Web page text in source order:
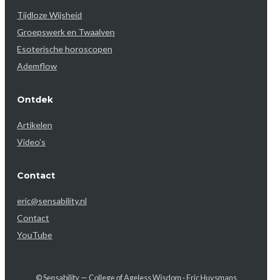
Tijdloze Wijsheid
Groepswerk en Twaalven
Esoterische horoscopen
Ademflow
Ontdek
Artikelen
Video’s
Contact
eric@sensability.nl
Contact
YouTube
© Sensability — College of Ageless Wisdom · Eric Huysmans